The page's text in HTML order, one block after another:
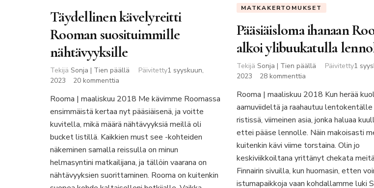
Täydellinen kävelyreitti
Rooman suosituimmille
nähtävyyksille
Tekijä Sonja | Tien päällä Päivitetty1 syyskuun,
2023
20 kommenttia
kävelyreitti
Rooman
suosituimmille
nähtävyyksille
Rooma | maaliskuu 2018 Me kävimme Roomassa
ensimmäistä kertaa nyt pääsiäisenä, ja voitte
kuvitella, mikä määrä nähtävyyksiä meillä oli
bucket listillä. Kaikkien must see -kohteiden
näkeminen samalla reissulla on minun
helmasyntini matkailijana, ja tällöin vaarana on
nähtävyyksien suorittaminen. Rooma on kuitenkin
MATKAKERTOMUKSET
Pääsiäisloma ihanaan
alkoi ylibuukatulla
Tekijä Sonja | Tien päällä Päivitetty1
2023
28 kommenttiaartikkeliin
ihanaan
Roomaan
alkoi
ylibuukatulla
lennolla
Rooma | maaliskuu 2018 Kun herää
aamuviideltä ja raahautuu
ristissä, viimeinen asia, jonka haluaa
ettei pääse lennolle. Näin makoisasti
kuitenkin kävi viime torstaina. Olin jo
keskiviikkoiltana yrittänyt chekata
Finnairin sivuilla, kun huomasin, etten
istumapaikkoja vaan kohdallamme luki